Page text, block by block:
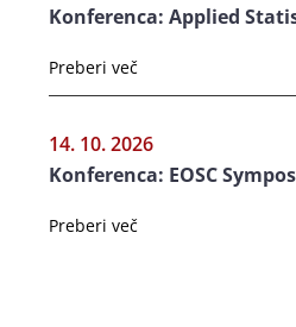
Konferenca: Applied
Preberi več
14. 10. 2026
Konferenca: EOSC
Preberi več